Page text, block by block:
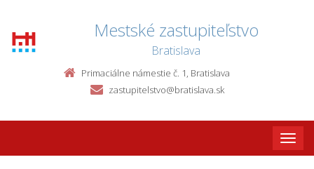
Mestské zastupiteľstvo
Bratislava
Primaciálne námestie č. 1, Bratislava
zastupitelstvo@bratislava.sk
Toggle